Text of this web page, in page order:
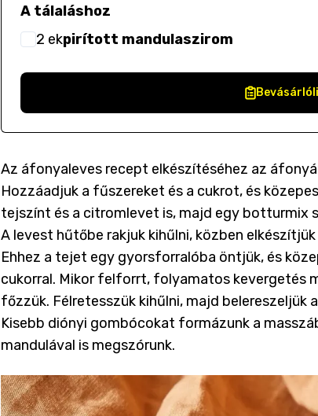
A tálaláshoz
2 ekpirított mandulaszirom
Az áfonyaleves recept elkészítéséhez az
Hozzáadjuk a fűszereket és a cukrot, és
tejszínt és a citromlevet is, majd egy botturmix
A levest hűtőbe rakjuk kihűlni, közben
Ehhez a tejet egy gyorsforralóba öntjük, és
cukorral. Mikor felforrt, folyamatos kevergetés
főzzük. Félretesszük kihűlni, majd
Kisebb diónyi gombócokat formázunk a
mandulával is megszórunk.